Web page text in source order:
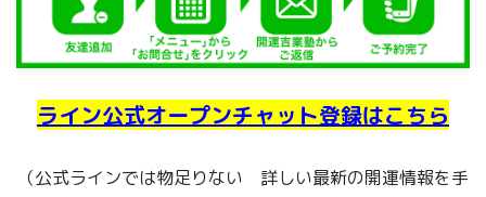
ライン公式オープンチャット登録はこちら
（公式ラインでは物足りない 詳しい最新の開運情報を手